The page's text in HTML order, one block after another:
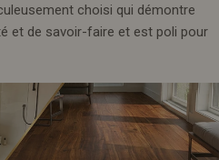
choisi qui démontre
et de savoir-faire et est poli pour